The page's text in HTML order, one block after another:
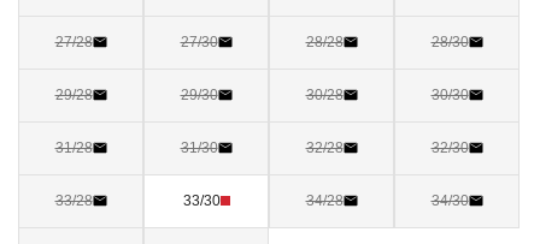
27/28 27/30 28/28 28/30
29/28 29/30 30/28 30/30
31/28 31/30 32/28 32/30
33/28 33/30 34/28 34/30